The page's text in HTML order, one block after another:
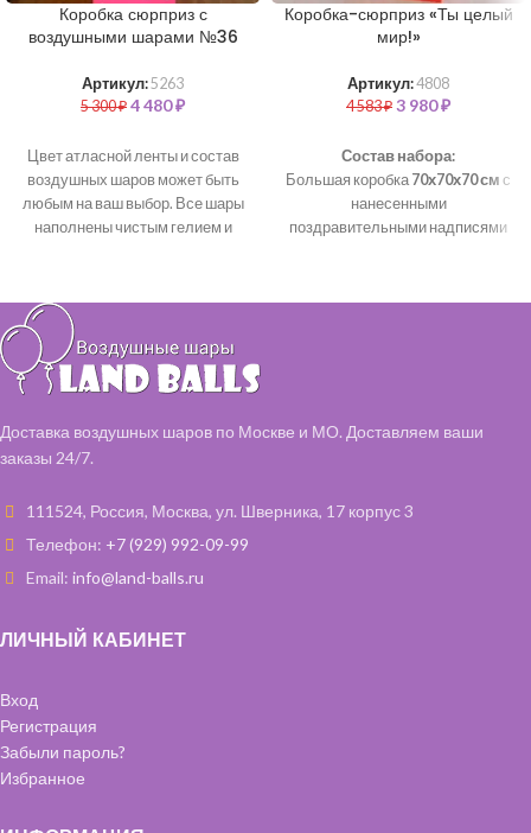
Коробка сюрприз с
воздушными шарами №36
Артикул:5263
5 300₽ 4 480₽
Цвет атласной ленты и состав
воздушных шаров может быть
любым на ваш выбор. Все шары
наполнены чистым гелием и
входит:
Большая коробка
нанесенными
поздравительными надписями
Атласная лента
"Карамельки" - 5 шт (ассорти)
Шарики с обработкой 35 см - 5
Коробка-сюрприз «Ты целый
мир!»
Артикул:4808
4 583₽ 3 980₽
Состав набора:
Большая коробка 70х70х70 см с
нанесенными
поздравительными надписями
(красный)
Доставка воздушных шаров по Москве и МО. Доставляем ваши
заказы 24/7.
111524, Россия, Москва, ул. Шверника, 17 корпус 3
Телефон: +7 (929) 992-09-99
Email: info@land-balls.ru
ЛИЧНЫЙ КАБИНЕТ
Вход
Регистрация
Забыли пароль?
Избранное